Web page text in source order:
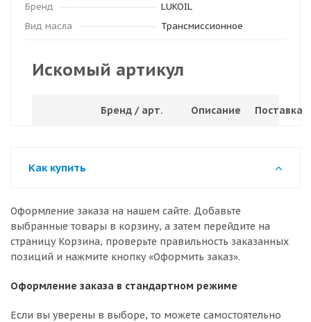
Бренд
LUKOIL
Вид масла
Трансмиссионное
Искомый артикул
Бренд / арт. Описание Поставка
Как купить
Оформление заказа на нашем сайте. Добавьте
выбранные товары в корзину, а затем перейдите на
страницу Корзина, проверьте правильность заказанных
позиций и нажмите кнопку «Оформить заказ».
Оформление заказа в стандартном режиме
Если вы уверены в выборе, то можете самостоятельно